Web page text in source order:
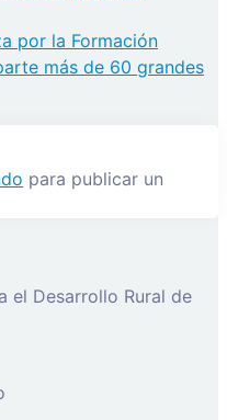
por la Formación
más de 60 grandes
para publicar un
el Desarrollo Rural de